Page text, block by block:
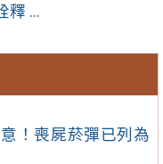
！喪屍菸彈已列為
釋 ...